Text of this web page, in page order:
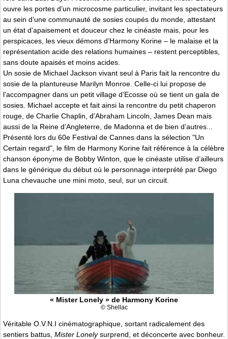
ouvre les portes d’un microcosme particulier, invitant les spectateurs
au sein d’une communauté de sosies coupés du monde, attestant
un état d’apaisement et douceur chez le cinéaste mais, pour les
perspicaces, les vieux démons d’Harmony Korine – le malaise et la
représentation acide des relations humaines – restent perceptibles,
sans doute apaisés et moins acides.
Un sosie de Michael Jackson vivant seul à Paris fait la rencontre du
sosie de la plantureuse Marilyn Monroe. Celle-ci lui propose de
l’accompagner dans un petit village d’Ecosse où se tient un gala de
sosies. Michael accepte et fait ainsi la rencontre du petit chaperon
rouge, de Charlie Chaplin, d’Abraham Lincoln, James Dean mais
aussi de la Reine d’Angleterre, de Madonna et de bien d’autres...
Présenté lors du 60e Festival de Cannes dans la sélection "Un
Certain regard", le film de Harmony Korine fait référence à la célèbre
chanson éponyme de Bobby Winton, que le cinéaste utilise d’ailleurs
dans le générique du début où le personnage interprété par Diego
Luna chevauche une mini moto, seul, sur un circuit.
« Mister Lonely » de Harmony Korine
© Shellac
Véritable O.V.N.I cinématographique, sortant radicalement des
sentiers battus, Mister Lonelysurprend, et déconcerte avec bonheur.